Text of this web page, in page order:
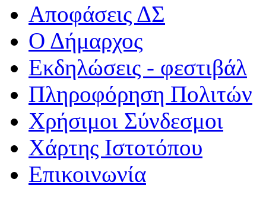
Αποφάσεις ΔΣ
Ο Δήμαρχος
Εκδηλώσεις - φεστιβάλ
Πληροφόρηση Πολιτών
Χρήσιμοι Σύνδεσμοι
Χάρτης Ιστοτόπου
Επικοινωνία